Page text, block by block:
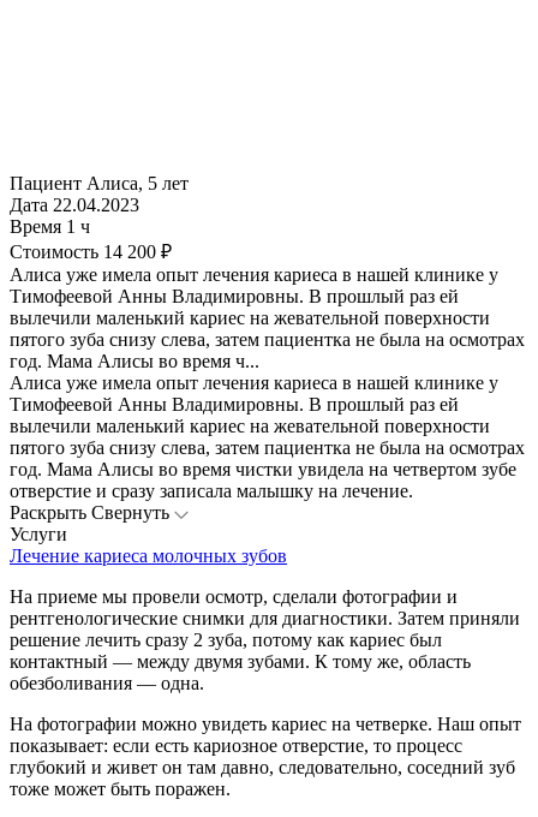
Пациент Алиса, 5 лет
Дата 22.04.2023
Время 1 ч
Стоимость 14 200 ₽
Алиса уже имела опыт лечения кариеса в нашей клинике у
Тимофеевой Анны Владимировны. В прошлый раз ей
вылечили маленький кариес на жевательной поверхности
пятого зуба снизу слева, затем пациентка не была на осмотрах
год. Мама Алисы во время ч...
Алиса уже имела опыт лечения кариеса в нашей клинике у
Тимофеевой Анны Владимировны. В прошлый раз ей
вылечили маленький кариес на жевательной поверхности
пятого зуба снизу слева, затем пациентка не была на осмотрах
год. Мама Алисы во время чистки увидела на четвертом зубе
отверстие и сразу записала малышку на лечение.
Раскрыть Свернуть
Услуги
Лечение кариеса молочных зубов
На приеме мы провели осмотр, сделали фотографии и
рентгенологические снимки для диагностики. Затем приняли
решение лечить сразу 2 зуба, потому как кариес был
контактный — между двумя зубами. К тому же, область
обезболивания — одна.
На фотографии можно увидеть кариес на четверке. Наш опыт
показывает: если есть кариозное отверстие, то процесс
глубокий и живет он там давно, следовательно, соседний зуб
тоже может быть поражен.